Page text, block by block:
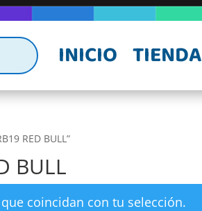
INICIO TIENDA
RED BULL”
BULL
coincidan con tu selección.